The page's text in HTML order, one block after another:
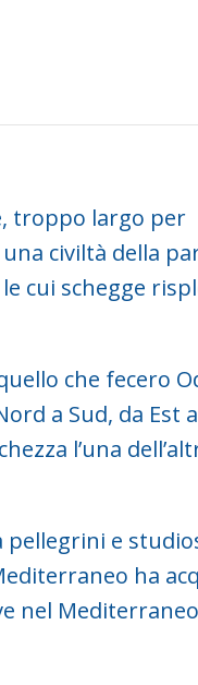
troppo largo per
civiltà della
cui schegge
che fecero
a Sud, da Est
l’una
pellegrini e
ha
nel